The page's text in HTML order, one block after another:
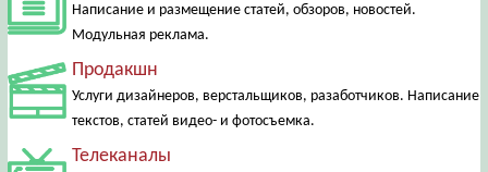
Написание и размещение статей, обзоров, новостей.
Модульная реклама.
Продакшн
Услуги дизайнеров, верстальщиков, разаботчиков. Написание
текстов, статей видео- и фотосъемка.
Телеканалы